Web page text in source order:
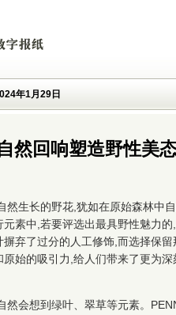
年1月29日
然回响塑造野性美
然生长的野花,犹如在原始森林中
素中,若要评选出最具野性魅力
弃了过分的人工修饰,而选择保留
始的吸引力,给人们带来了更为深
然会想到绿叶、翠草等元素。